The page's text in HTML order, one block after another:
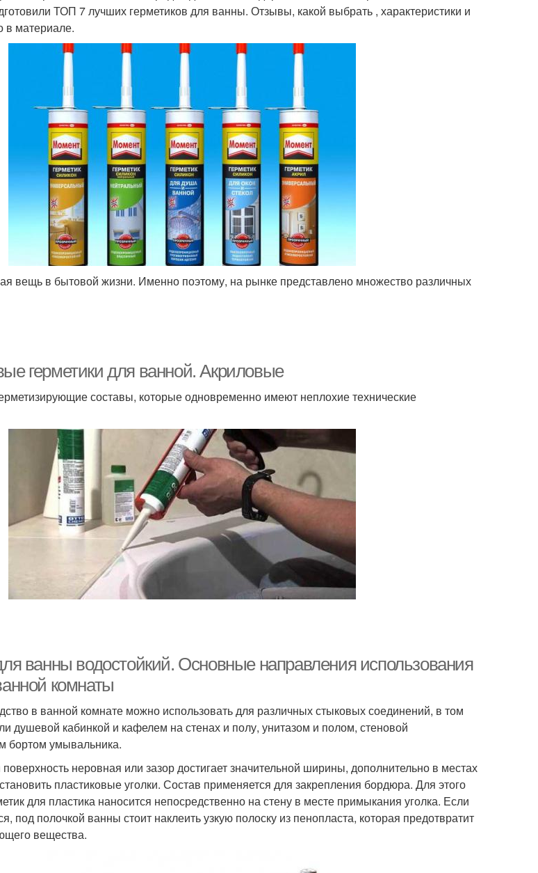
ТОП 7 лучших герметиков для ванны. Отзывы, какой выбрать , характеристики и
в материале.
вещь в бытовой жизни. Именно поэтому, на рынке представлено множество различных
герметики для ванной. Акриловые
составы, которые одновременно имеют неплохие технические
ванны водостойкий. Основные направления использования
комнаты
в ванной комнате можно использовать для различных стыковых соединений, в том
душевой кабинкой и кафелем на стенах и полу, унитазом и полом, стеновой
бортом умывальника.
неровная или зазор достигает значительной ширины, дополнительно в местах
пластиковые уголки. Состав применяется для закрепления бордюра. Для этого
для пластика наносится непосредственно на стену в месте примыкания уголка. Если
под полочкой ванны стоит наклеить узкую полоску из пенопласта, которая предотвратит
вещества.